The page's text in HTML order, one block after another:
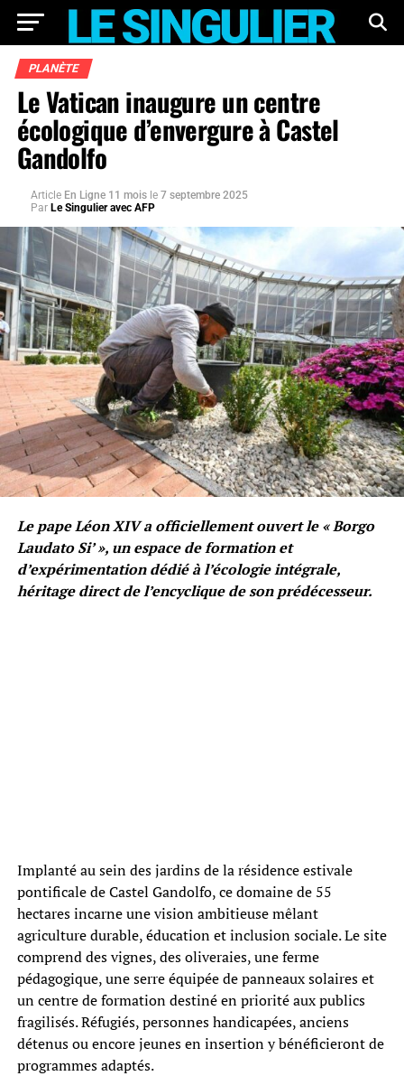
PLANÈTE
Le Vatican inaugure un centre
écologique d’envergure à Castel
Gandolfo
Article En Ligne 11 mois le 7 septembre 2025
Par Le Singulier avec AFP
Le pape Léon XIV a officiellement ouvert le « Borgo
Laudato Si’ », un espace de formation et
d’expérimentation dédié à l’écologie intégrale,
héritage direct de l’encyclique de son prédécesseur.
Implanté au sein des jardins de la résidence estivale
pontificale de Castel Gandolfo, ce domaine de 55
hectares incarne une vision ambitieuse mêlant
agriculture durable, éducation et inclusion sociale. Le site
comprend des vignes, des oliveraies, une ferme
pédagogique, une serre équipée de panneaux solaires et
un centre de formation destiné en priorité aux publics
fragilisés. Réfugiés, personnes handicapées, anciens
détenus ou encore jeunes en insertion y bénéficieront de
programmes adaptés.